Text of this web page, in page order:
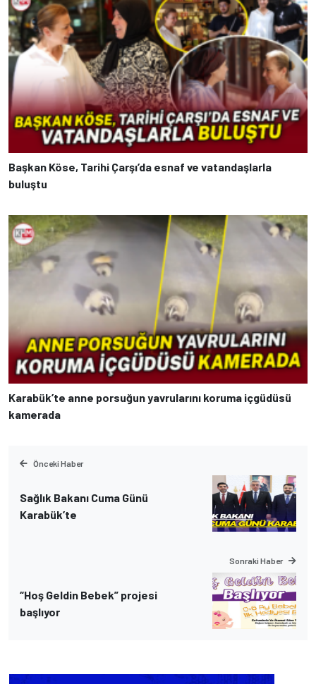
Başkan Köse, Tarihi Çarşı’da esnaf ve vatandaşlarla
buluştu
Karabük’te anne porsuğun yavrularını koruma içgüdüsü
kamerada
Önceki Haber
Sağlık Bakanı Cuma Günü
Karabük’te
Sonraki Haber
“Hoş Geldin Bebek” projesi
başlıyor